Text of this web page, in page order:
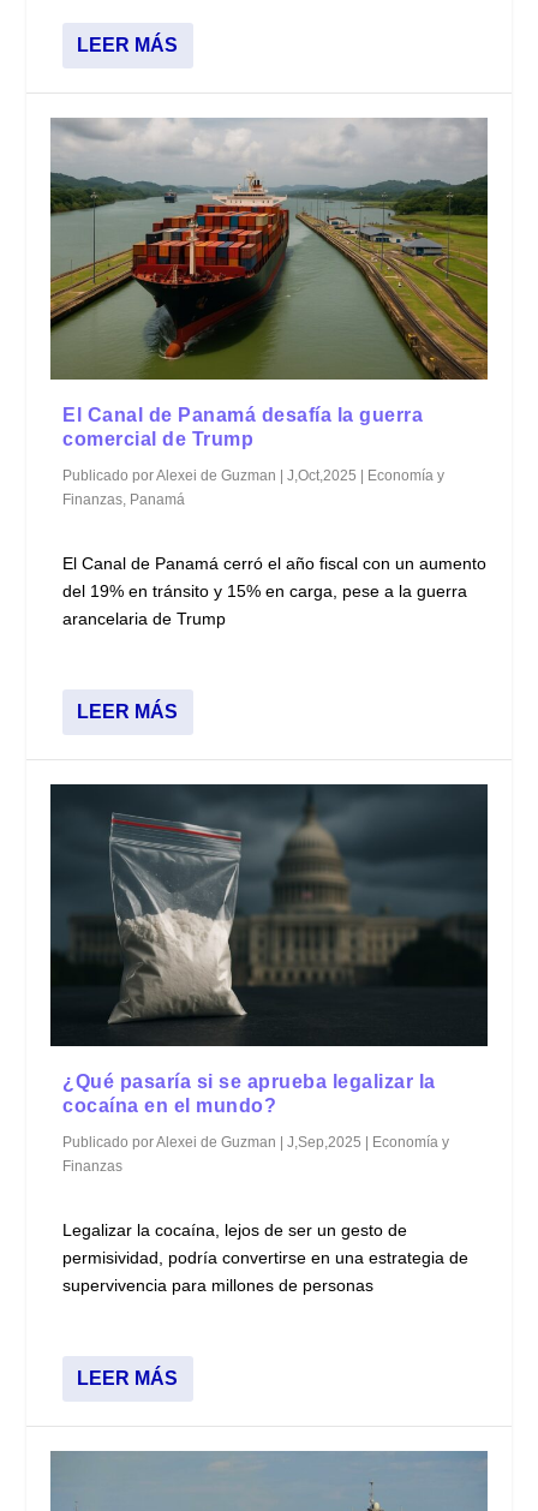
LEER MÁS
El Canal de Panamá desafía la guerra
comercial de Trump
Publicado porAlexei de Guzman |J,Oct,2025
Economía y
Finanzas, Panamá
El Canal de Panamá cerró el año fiscal con un aumento
del 19% en tránsito y 15% en carga, pese a la guerra
arancelaria de Trump
LEER MÁS
¿Qué pasaría si se aprueba legalizar la
cocaína en el mundo?
Publicado porAlexei de Guzman |J,Sep,2025 | Economía y
Finanzas
Legalizar la cocaína, lejos de ser un gesto de
permisividad, podría convertirse en una estrategia de
supervivencia para millones de personas
LEER MÁS